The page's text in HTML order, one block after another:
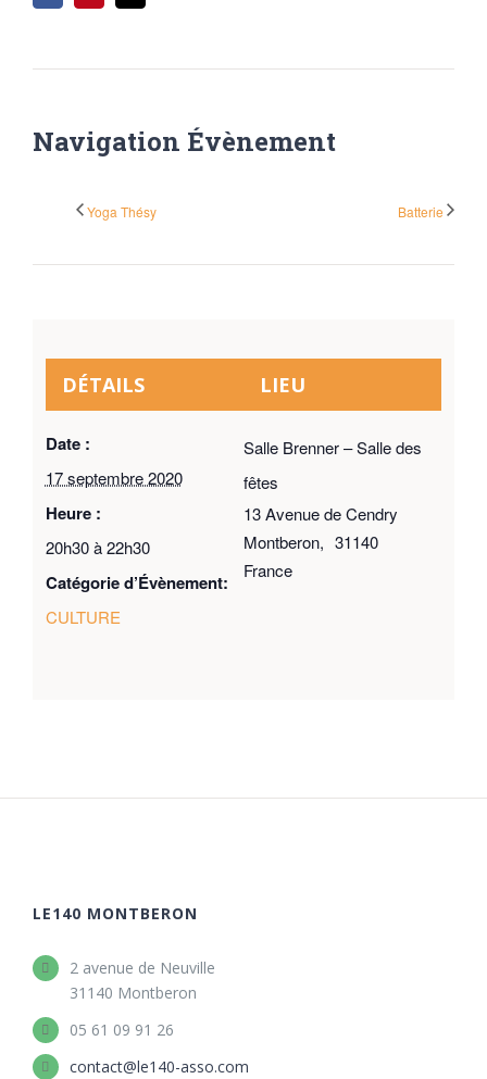
Navigation Évènement
Yoga Thésy Batterie
DÉTAILS
Date :
17 septembre 2020
Heure :
20h30 à 22h30
Catégorie d’Évènement:
CULTURE
LIEU
Salle Brenner – Salle des
fêtes
13 Avenue de Cendry
Montberon, 31140
France
LE140 MONTBERON
2 avenue de Neuville
31140 Montberon
05 61 09 91 26
contact@le140-asso.com